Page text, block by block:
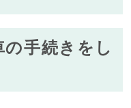
手続きをし